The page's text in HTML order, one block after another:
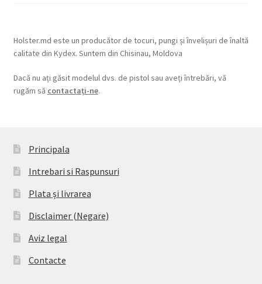
Holster.md este un producător de tocuri, pungi și învelișuri de înaltă
calitate din Kydex. Suntem din Chisinau, Moldova
Dacă nu ați găsit modelul dvs. de pistol sau aveți întrebări, vă
rugăm să contactați-ne.
Principala
Intrebari si Raspunsuri
Plata și livrarea
Disclaimer (Negare)
Aviz legal
Contacte